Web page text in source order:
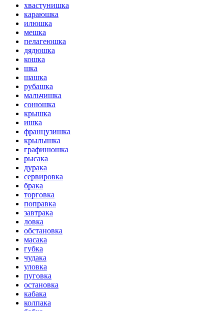
хвастунишка
караюшка
илюшка
мешка
пелагеюшка
дядюшка
кошка
шка
шашка
рубашка
мальчишка
сонюшка
крышка
ишка
французишка
крылышка
графинюшка
рысака
дурака
сервировка
брака
торговка
поправка
завтрака
ловка
обстановка
масака
губка
чудака
уловка
пуговка
остановка
кабака
колпака